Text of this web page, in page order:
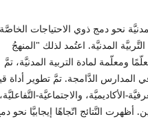
نحو دمج ذوي الاحتياجات
المدنيَّة. اعتُمد لذلك "المنهجُ
المسحيّ؛ وتكوَّنت العيّنة من (112) معلّمًا ومعلّمة لمادة التربية المدنيَّة، تمَّ
المدارس الدَّامجة. تمَّ تطوير أداة
الأكاديميَّة، والاجتماعيَّة-التَّفاعليَّة،
أظهرت النَّتائج اتّجاهًا إيجابيَّا نحو